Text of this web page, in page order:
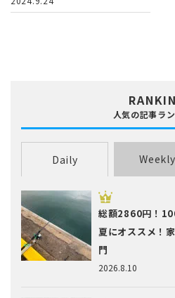
人気の記事ラ
Daily Weekly
2026.8.10
総額2860円！
夏にオススメ！
門